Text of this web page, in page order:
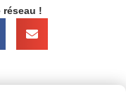
réseau !